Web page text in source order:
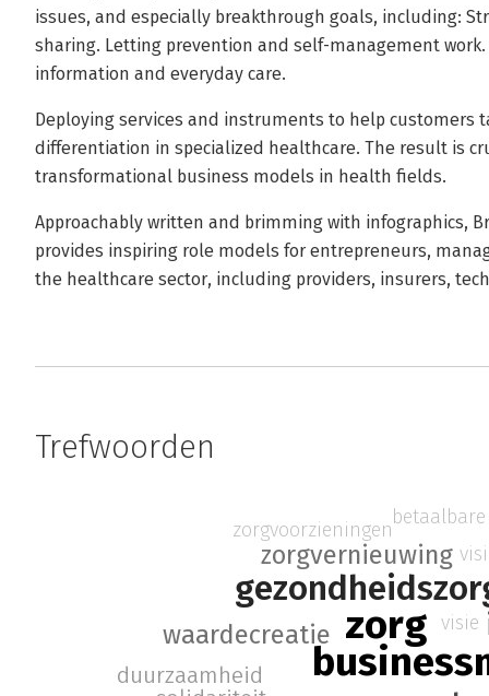
issues, and especially breakthrough goals, including:
sharing. Letting prevention and self-management
information and everyday care.
Deploying services and instruments to help customers
differentiation in specialized healthcare. The result is
transformational business models in health fields.
Approachably written and brimming with infographics,
provides inspiring role models for entrepreneurs,
the healthcare sector, including providers, insurers,
Trefwoorden
zorg
waardecreatie
zorgvernieuwing
duurzaamheid
visie
zorgvoorzieningen